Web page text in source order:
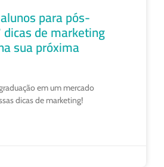
para pós-
de marketing
sua próxima
em um mercado
dicas de marketing!